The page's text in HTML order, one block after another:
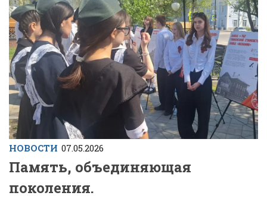
НОВОСТИ 07.05.2026
Память, объединяющая
поколения.